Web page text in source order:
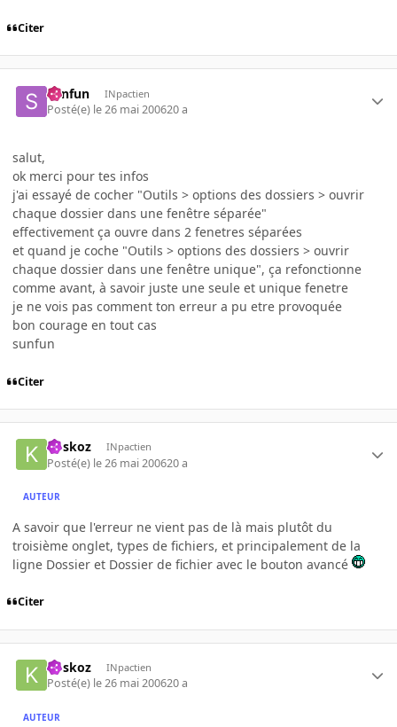
Citer
sunfun INpactien
Posté(e) le 26 mai 200620 a
salut,
ok merci pour tes infos
j'ai essayé de cocher "Outils > options des dossiers > ouvrir
chaque dossier dans une fenêtre séparée"
effectivement ça ouvre dans 2 fenetres séparées
et quand je coche "Outils > options des dossiers > ouvrir
chaque dossier dans une fenêtre unique", ça refonctionne
comme avant, à savoir juste une seule et unique fenetre
je ne vois pas comment ton erreur a pu etre provoquée
bon courage en tout cas
sunfun
Citer
koskoz INpactien
Posté(e) le 26 mai 200620 a
AUTEUR
A savoir que l'erreur ne vient pas de là mais plutôt du
troisième onglet, types de fichiers, et principalement de la
ligne Dossier et Dossier de fichier avec le bouton avancé
Citer
koskoz INpactien
Posté(e) le 26 mai 200620 a
AUTEUR